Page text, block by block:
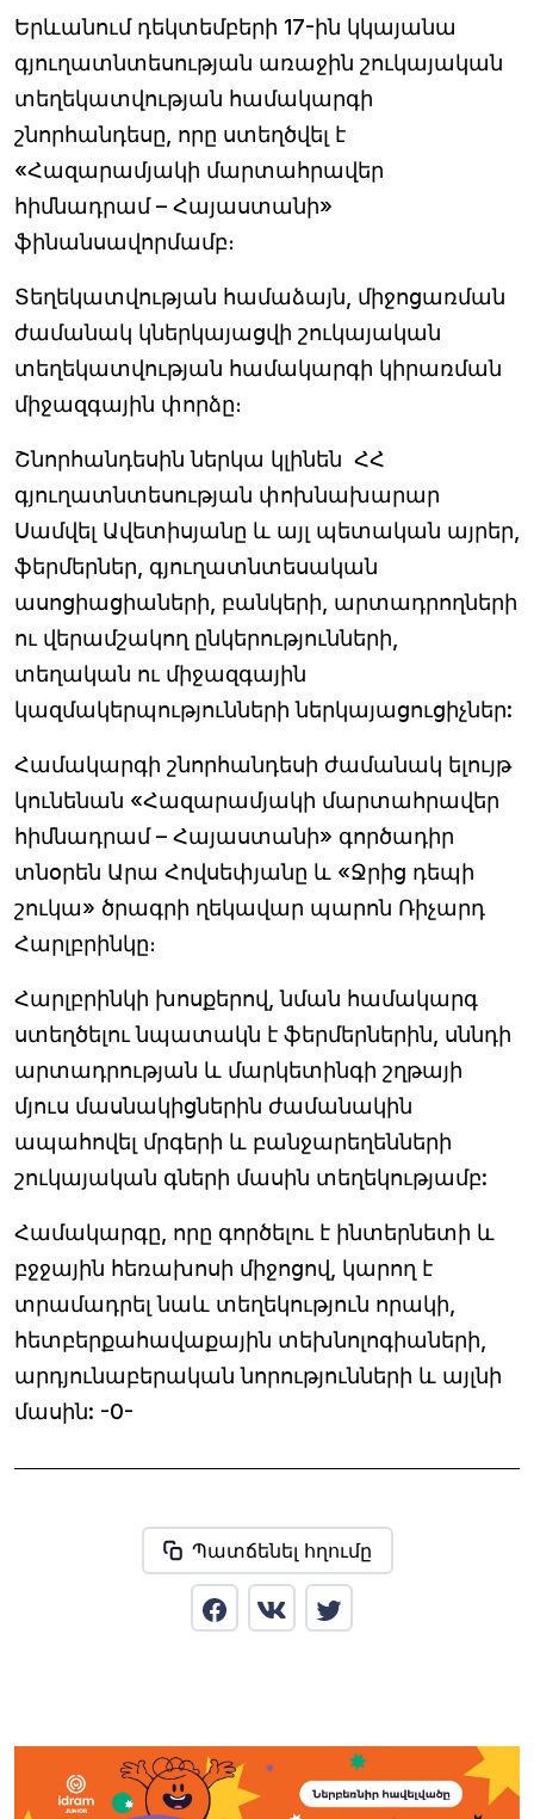
Երևանում դեկտեմբերի 17-ին կկայանա
գյուղատնտեսության առաջին շուկայական
տեղեկատվության համակարգի
շնորհանդեսը, որը ստեղծվել է
«Հազարամյակի մարտահրավեր
հիմնադրամ – Հայաստանի»
ֆինանսավորմամբ։
Տեղեկատվության համաձայն, միջոցառման
ժամանակ կներկայացվի շուկայական
տեղեկատվության համակարգի կիրառման
միջազգային փորձը։
Շնորհանդեսին ներկա կլինեն ՀՀ
գյուղատնտեսության փոխնախարար
Սամվել Ավետիսյանը և այլ պետական այրեր,
ֆերմերներ, գյուղատնտեսական
ասոցիացիաների, բանկերի, արտադրողների
ու վերամշակող ընկերությունների,
տեղական ու միջազգային
կազմակերպությունների ներկայացուցիչներ:
Համակարգի շնորհանդեսի ժամանակ ելույթ
կունենան «Հազարամյակի մարտահրավեր
հիմնադրամ – Հայաստանի» գործադիր
տնօրեն Արա Հովսեփյանը և «Ջրից դեպի
շուկա» ծրագրի ղեկավար պարոն Ռիչարդ
Հարլբրինկը։
Հարլբրինկի խոսքերով, նման համակարգ
ստեղծելու նպատակն է ֆերմերներին, սննդի
արտադրության և մարկետինգի շղթայի
մյուս մասնակիցներին ժամանակին
ապահովել մրգերի և բանջարեղենների
շուկայական գների մասին տեղեկությամբ:
Համակարգը, որը գործելու է ինտերնետի և
բջջային հեռախոսի միջոցով, կարող է
տրամադրել նաև տեղեկություն որակի,
հետբերքահավաքային տեխնոլոգիաների,
արդյունաբերական նորությունների և այլնի
մասին: -0-
Պատճենել հղումը